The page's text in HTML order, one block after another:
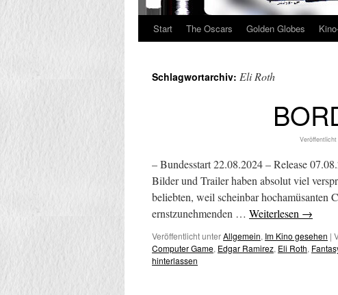
Start The Oscars Golden Globes
Schlagwortarchiv: Eli Roth
Veröffentlicht
– Bundesstart 22.08.2024 – Release
Bilder und Trailer haben absolut viel
beliebten, weil scheinbar hochamüsanten
ernstzunehmenden … Weiterlesen →
Veröffentlicht unterAllgemein, Im Kino gesehen |
Computer Game, Edgar Ramirez, Eli Roth,
hinterlassen